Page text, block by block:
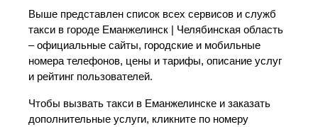
Выше представлен список всех сервисов и служб
такси в городе Еманжелинск | Челябинская область
– официальные сайты, городские и мобильные
номера телефонов, цены и тарифы, описание услуг
и рейтинг пользователей.
Чтобы вызвать такси в Еманжелинске и заказать
дополнительные услуги, кликните по номеру